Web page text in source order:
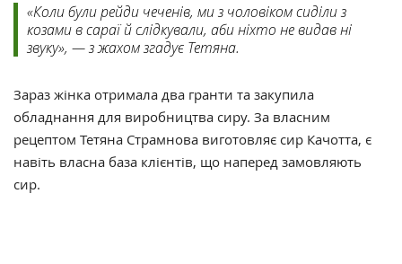
«Коли були рейди чеченів, ми з чоловіком сиділи з
козами в сараї й слідкували, аби ніхто не видав ні
звуку», — з жахом згадує Тетяна.
Зараз жінка отримала два гранти та закупила
обладнання для виробництва сиру. За власним
рецептом Тетяна Страмнова виготовляє сир Качотта, є
навіть власна база клієнтів, що наперед замовляють
сир.